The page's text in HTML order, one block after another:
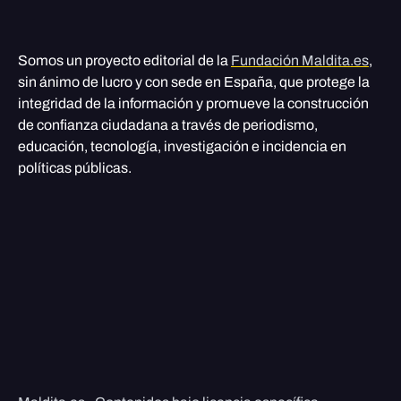
Somos un proyecto editorial de la Fundación Maldita.es,
sin ánimo de lucro y con sede en España, que protege la
integridad de la información y promueve la construcción
de confianza ciudadana a través de periodismo,
educación, tecnología, investigación e incidencia en
políticas públicas.